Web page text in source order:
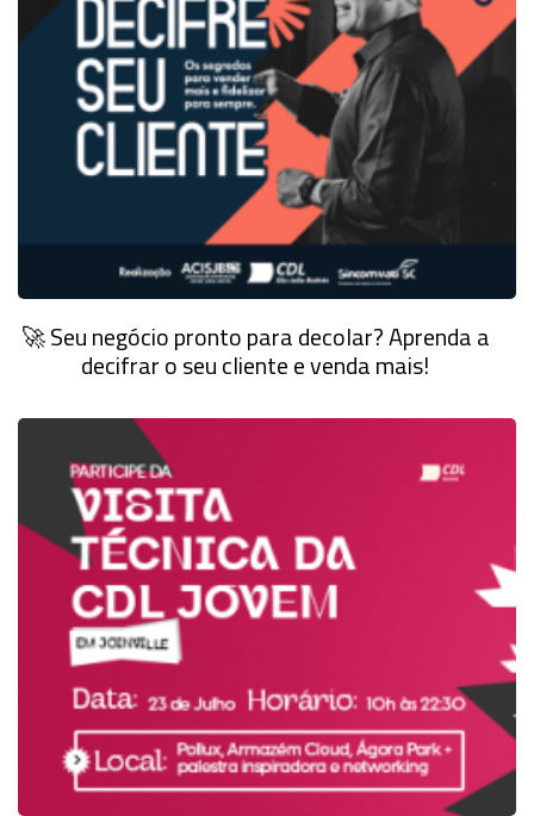
🚀 Seu negócio pronto para decolar? Aprenda a
decifrar o seu cliente e venda mais!